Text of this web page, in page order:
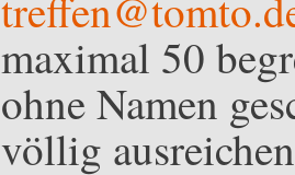
maximal 50
ohne Namen
völlig